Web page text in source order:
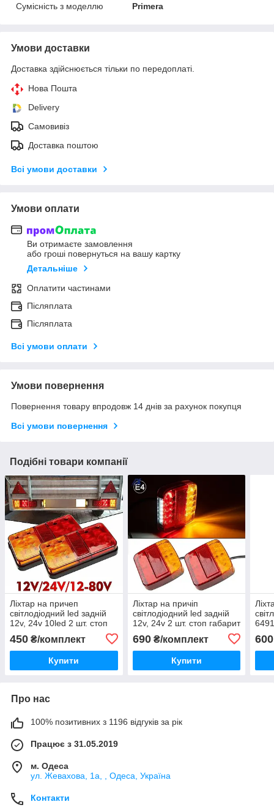
Сумісність з моделлю
Primera
Умови доставки
Доставка здійснюється тільки по передоплаті.
Нова Пошта
Delivery
Самовивіз
Доставка поштою
Всі умови доставки
Умови оплати
Ви отримаєте замовлення
або гроші повернуться на вашу картку
Детальніше
Оплатити частинами
Післяплата
Післяплата
Всі умови оплати
Умови повернення
Повернення товару впродовж 14 днів за рахунок покупця
Всі умови повернення
Подібні товари компанії
Ліхтар на причеп
світлодіодний led задній
12v, 24v 10led 2 шт. стоп
450 ₴/комплект
Купити
Ліхтар на причіп
світлодіодний led задній
12v, 24v 2 шт. стоп габарит
номера
690₴/комплект
Купити
600
Про нас
100% позитивних з 1196 відгуків за рік
Працює з 31.05.2019
м. Одеса
ул. Жевахова, 1a, , Одеса, Україна
Контакти